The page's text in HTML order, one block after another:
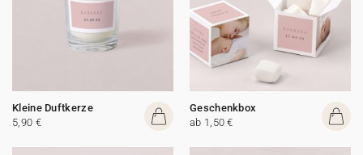
Kleine Duftkerze
5,90 €
Geschenkbox
ab 1,50 €